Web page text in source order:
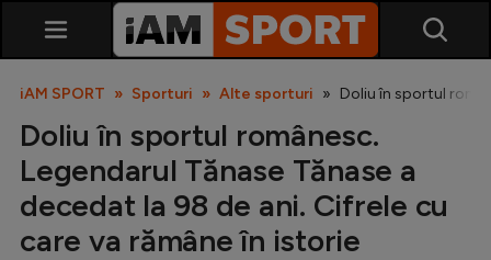
iAM SPORT Sporturi Alte sporturi Doliu în sportul
Doliu în sportul românesc.
Legendarul Tănase Tănase a
decedat la 98 de ani. Cifrele cu
care va rămâne în istorie